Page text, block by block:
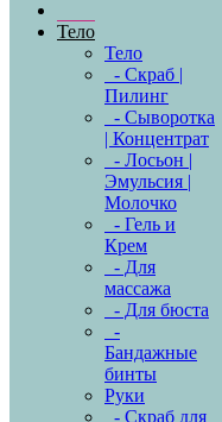
Тело
Тело
- Скраб |
Пилинг
- Сыворотка
| Концентрат
- Лосьон |
Эмульсия |
Молочко
- Гель и
Крем
- Для
массажа
- Для бюста
-
Бандажные
бинты
Руки
- Скраб для